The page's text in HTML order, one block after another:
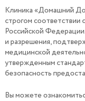
Клиника «Домашний
строгом соответствии
Российской
и разрешения,
медицинской
утвержденным
безопасность
Вы можете